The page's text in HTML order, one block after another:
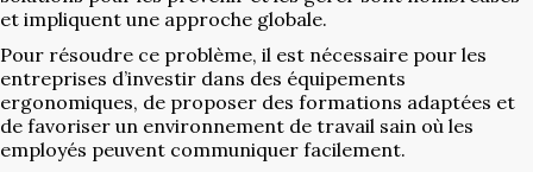
et impliquent une approche globale.
Pour résoudre ce problème, il est nécessaire pour les
entreprises d’investir dans des équipements
ergonomiques, de proposer des formations adaptées et
de favoriser un environnement de travail sain où les
employés peuvent communiquer facilement.